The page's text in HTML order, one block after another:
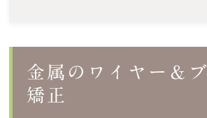
金属のワイヤー＆
矯正